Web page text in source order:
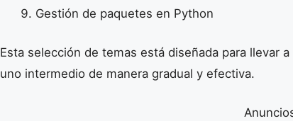
Gestión de paquetes en Python
Esta selección de temas está diseñada para llevar
uno intermedio de manera gradual y efectiva.